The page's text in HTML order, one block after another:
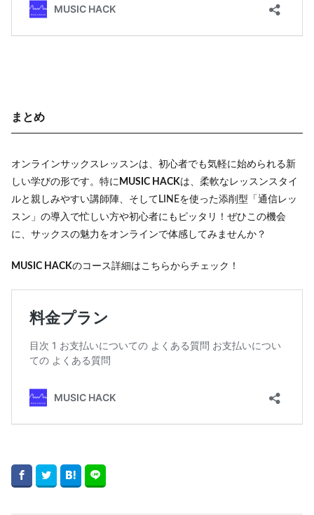
まとめ
オンラインサックスレッスンは、初心者でも気軽に始められる新
しい学びの形です。特に MUSIC HACKは、柔軟なレッスンスタイ
ルと親しみやすい講師陣、そしてLINEを使った添削型「通信レッ
スン」の導入で忙しい方や初心者にもピッタリ！ぜひこの機会
に、サックスの魅力をオンラインで体感してみませんか？
MUSIC HACKのコース詳細はこちらからチェック！